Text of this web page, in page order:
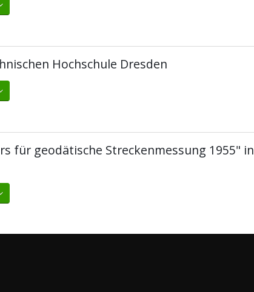
Hochschule Dresden
für geodätische Streckenmessung 1955" in